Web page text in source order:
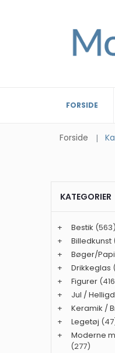
FORSIDE
Forside
KATEGORIER
+ Bestik (563)
+
Billedkunst
+
Bøger/
+
Drikkeglas
+
Figurer
+
Jul /
+
Keramik /
+
Legetøj
+
Moderne
(277)